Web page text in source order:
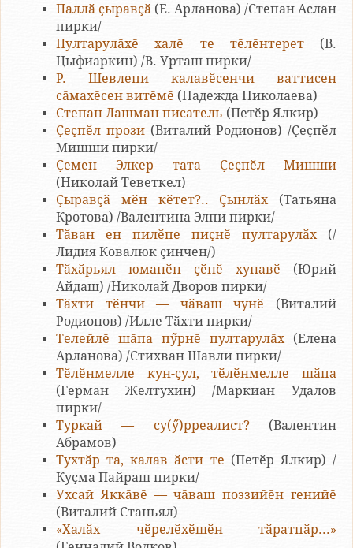
Паллӑ ҫыравҫӑ (Е. Арланова) /Степан Аслан
пирки/
Пултарулӑхӗ халӗ те тӗлӗнтерет(В.
Цыфиаркин) /В. Урташ пирки/
Р. Шевлепи калавӗсенчи ваттисен
сӑмахӗсен витӗмӗ (Надежда Николаева)
Степан Лашман писатель (Петӗр Ялкир)
Ҫеҫпӗл прози(Виталий Родионов) /Ҫеҫпӗл
Мишши пирки/
Ҫемен Элкер тата Ҫеҫпӗл Мишши
(Николай Теветкел)
Ҫыравҫӑ мӗн кӗтет?.. Ҫынлӑх(Татьяна
Кротова) /Валентина Элпи пирки/
Тӑван ен пилӗпе пиҫнӗ пултарулӑх(/
Лидия Ковалюк ҫинчен/)
Тӑхӑрьял юманӗн ҫӗнӗ хунавӗ (Юрий
Айдаш) /Николай Дворов пирки/
Тӑхти тӗнчи — чӑваш чунӗ (Виталий
Родионов) /Илле Тӑхти пирки/
Телейлӗ шӑпа пӳрнӗ пултарулӑх(Елена
Арланова) /Стихван Шавли пирки/
Тӗлӗнмелле кун-ҫул, тӗлӗнмелле шӑпа
(Герман Желтухин) /Маркиан Удалов
пирки/
Туркай — су(ӳ)рреалист?(Валентин
Абрамов)
Тухтӑр та, калав ӑсти те (Петӗр Ялкир) /
Куҫма Пайраш пирки/
Ухсай Яккӑвӗ — чӑваш поэзийӗн генийӗ
(Виталий Станьял)
«Халӑх чӗрелӗхӗшӗн тӑратпӑр...»